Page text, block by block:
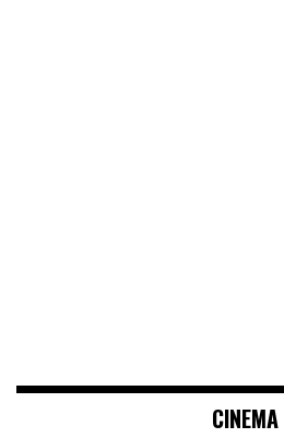
CINEMA